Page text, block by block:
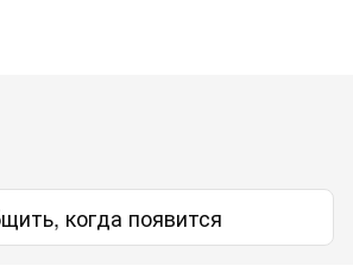
когда появится